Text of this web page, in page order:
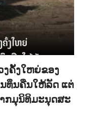
ງຄັ້ງໃຫຍ່ຂອງ
ທຶນຄືນໃຫ້ລັດ ແຕ່
ກມຸນິທິມະນຸດສະ